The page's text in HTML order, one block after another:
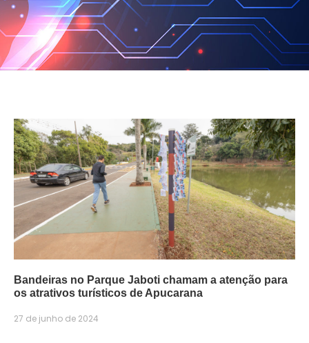
Bandeiras no Parque Jaboti chamam a atenção para
os atrativos turísticos de Apucarana
27 de junho de 2024